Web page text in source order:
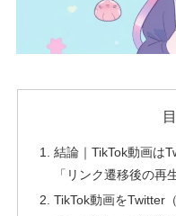
結論｜TikTok動画は
「リンク遷移後の再
TikTok動画をTwitter